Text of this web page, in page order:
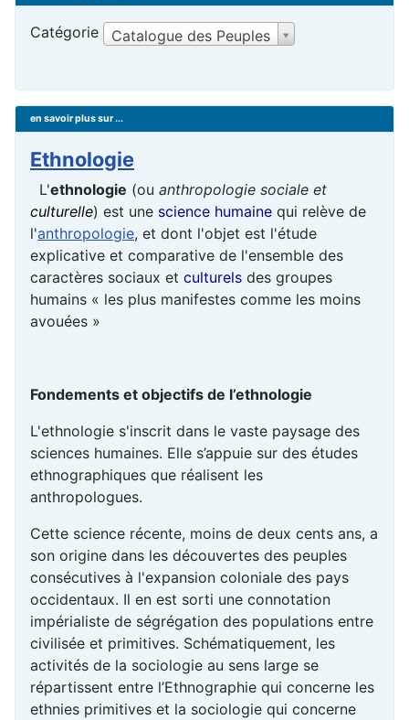
Catégorie Catalogue des Peuples
en savoir plus sur ...
Ethnologie
L'ethnologie (ou anthropologie sociale et
culturelle) est une science humaine qui relève de
l'anthropologie, et dont l'objet est l'étude
explicative et comparative de l'ensemble des
caractères sociaux et culturels des groupes
humains « les plus manifestes comme les moins
avouées »
Fondements et objectifs de l’ethnologie
L'ethnologie s'inscrit dans le vaste paysage des
sciences humaines. Elle s’appuie sur des études
ethnographiques que réalisent les
anthropologues.
Cette science récente, moins de deux cents ans, a
son origine dans les découvertes des peuples
consécutives à l'expansion coloniale des pays
occidentaux. Il en est sorti une connotation
impérialiste de ségrégation des populations entre
civilisée et primitives. Schématiquement, les
activités de la sociologie au sens large se
répartissent entre l’Ethnographie qui concerne les
ethnies primitives et la sociologie qui concerne